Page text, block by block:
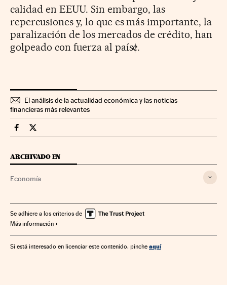
calidad en EEUU. Sin embargo, las
repercusiones y, lo que es más importante, la
paralización de los mercados de crédito, han
golpeado con fuerza al país¢.
El análisis de la actualidad económica y las noticias
financieras más relevantes
Economia Cinco Días en Facebook
Economia Cinco Días en Twitter
ARCHIVADO EN
Economía
Se adhiere a los criterios de
Más información
Si está interesado en licenciar este contenido, pinche aquí